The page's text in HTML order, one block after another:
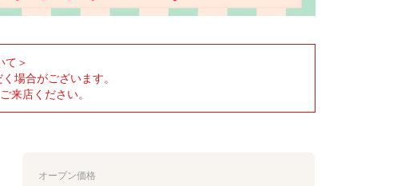
て＞
場合がございます。
来店ください。
オープン価格